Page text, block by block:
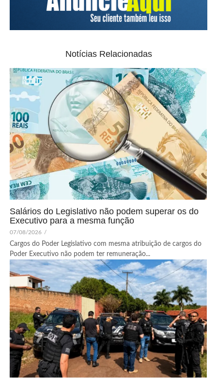
Notícias Relacionadas
Salários do Legislativo não podem superar os do
Executivo para a mesma função
07/08/2026 /
Cargos do Poder Legislativo com mesma atribuição de cargos do
Poder Executivo não podem ter remuneração...